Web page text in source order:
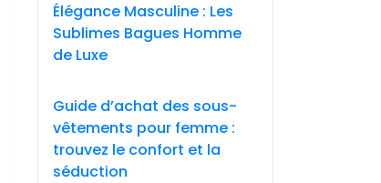
Élégance Masculine : Les
Sublimes Bagues Homme
de Luxe
Guide d’achat des sous-
vêtements pour femme :
trouvez le confort et la
séduction